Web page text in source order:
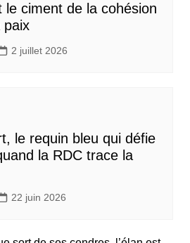
le ciment de la cohésion
paix
2 juillet 2026
le requin bleu qui défie
la RDC trace la
22 juin 2026